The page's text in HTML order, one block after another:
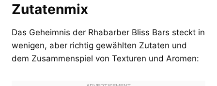
Zutatenmix
Das Geheimnis der Rhabarber Bliss Bars steckt in
wenigen, aber richtig gewählten Zutaten und
dem Zusammenspiel von Texturen und Aromen: